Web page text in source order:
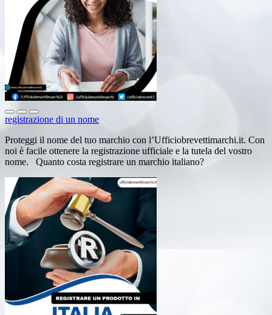
registrazione di un nome
Proteggi il nome del tuo marchio con l’Ufficiobrevettimarchi.it. Con
noi è facile ottenere la registrazione ufficiale e la tutela del vostro
nome. Quanto costa registrare un marchio italiano?